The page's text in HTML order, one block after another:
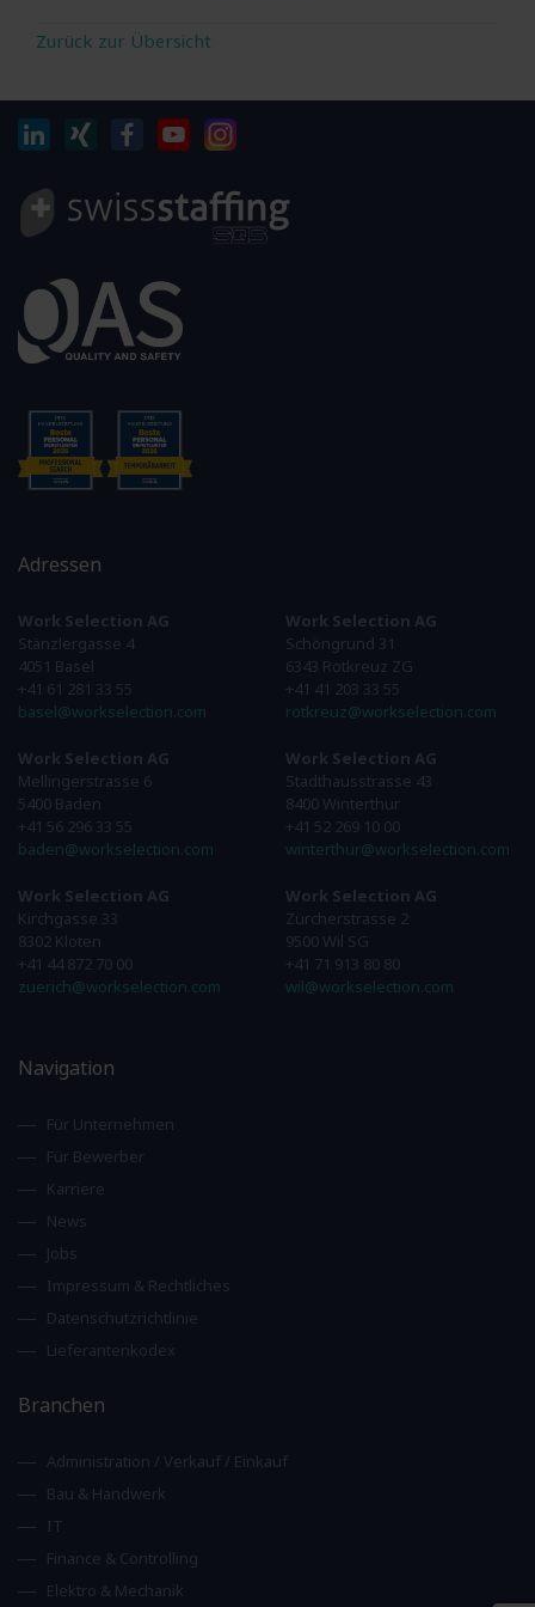
Zurück zur Übersicht
Adressen
Work Selection AG
Stänzlergasse 4
4051 Basel
+41 61 281 33 55
basel@workselection.com
Work Selection AG
Mellingerstrasse 6
5400 Baden
+41 56 296 33 55
baden@workselection.com
Work Selection AG
Kirchgasse 33
8302 Kloten
+41 44 872 70 00
zuerich@workselection.com
Work Selection AG
Schöngrund 31
6343 Rotkreuz ZG
+41 41 203 33 55
rotkreuz@workselection.com
Work Selection AG
Stadthausstrasse 43
8400 Winterthur
+41 52 269 10 00
winterthur@workselection.com
Work Selection AG
Zürcherstrasse 2
9500 Wil SG
+41 71 913 80 80
wil@workselection.com
Navigation
Für Unternehmen
Für Bewerber
Karriere
News
Jobs
Impressum & Rechtliches
Datenschutzrichtlinie
Lieferantenkodex
Branchen
Administration / Verkauf / Einkauf
Bau & Handwerk
IT
Finance & Controlling
Elektro & Mechanik